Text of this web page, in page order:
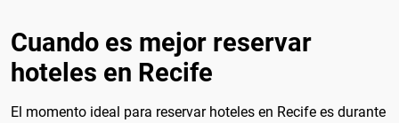
Cuando es mejor reservar
hoteles en Recife
El momento ideal para reservar hoteles en Recife es durante